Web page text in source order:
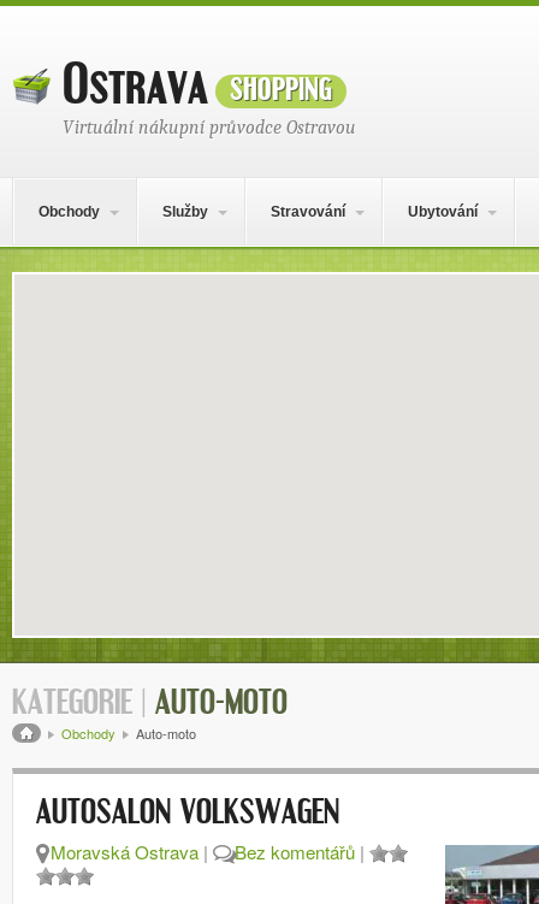
Ostravashopping
Virtuální nákupní průvodce Ostravou
Obchody Služby Stravování Ubytování
Mapa obsahu
KATEGORIE | AUTO-MOTO
Drobečková navigace
Obchody Auto-moto
AUTOSALON VOLKSWAGEN
Moravská Ostrava | Bez komentářů |